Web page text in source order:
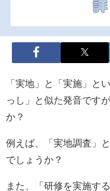
「実地」と「実施」と
っし」と似た発音です
か？
例えば、「実地調査」
でしょうか？
また、「研修を実施す